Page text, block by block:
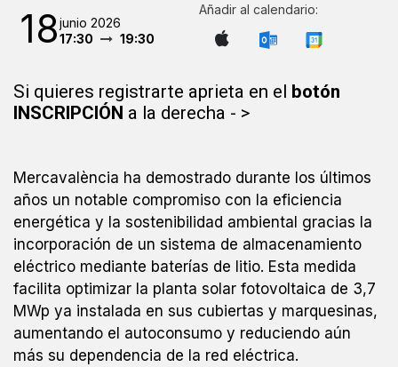
18junio 2026
17:30
19:30
Añadir al calendario:
Si quieres registrarte aprieta en el botón
INSCRIPCIÓN a la derecha - >
Mercavalència ha demostrado durante los últimos
años un notable compromiso con la eficiencia
energética y la sostenibilidad ambiental gracias la
incorporación de un sistema de almacenamiento
eléctrico mediante baterías de litio. Esta medida
facilita optimizar la planta solar fotovoltaica de 3,7
MWp ya instalada en sus cubiertas y marquesinas,
aumentando el autoconsumo y reduciendo aún
más su dependencia de la red eléctrica.